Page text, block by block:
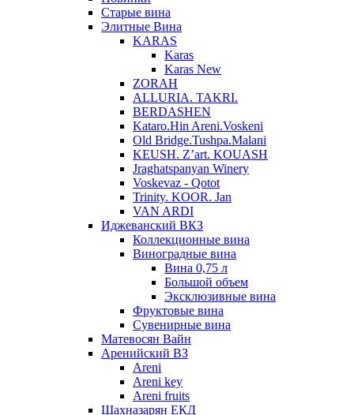
Старые вина
Элитные Вина
KARAS
Karas
Karas New
ZORAH
ALLURIA. TAKRI.
BERDASHEN
Kataro.Hin Areni.Voskeni
Old Bridge.Tushpa.Malani
KEUSH. Z’art. KOUASH
Jraghatspanyan Winery
Voskevaz - Qotot
Trinity. KOOR. Jan
VAN ARDI
Иджеванский ВКЗ
Коллекционные вина
Виноградные вина
Вина 0,75 л
Большой объем
Эксклюзивные вина
Фруктовые вина
Cувенирные вина
Матевосян Вайн
Аренийский ВЗ
Areni
Areni key
Areni fruits
Шахназарян ЕКД